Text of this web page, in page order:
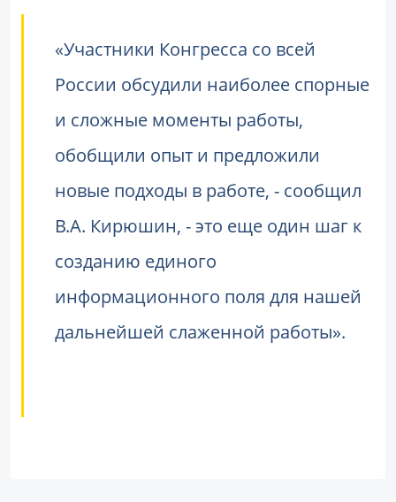
«Участники Конгресса со всей
России обсудили наиболее спорные
и сложные моменты работы,
обобщили опыт и предложили
новые подходы в работе, - сообщил
В.А. Кирюшин, - это еще один шаг к
созданию единого
информационного поля для нашей
дальнейшей слаженной работы».